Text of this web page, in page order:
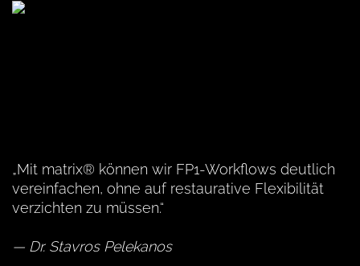
„Mit matrix® können wir FP1-Workflows deutlich
vereinfachen, ohne auf restaurative Flexibilität
verzichten zu müssen.“
— Dr. Stavros Pelekanos